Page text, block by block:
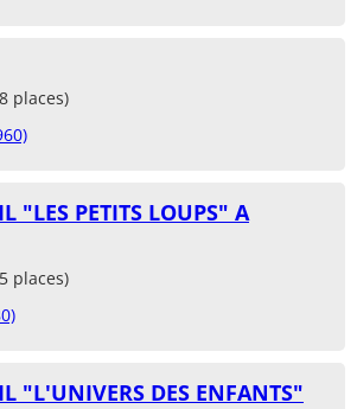
places)
"LES PETITS LOUPS" A
places)
"L'UNIVERS DES ENFANTS"